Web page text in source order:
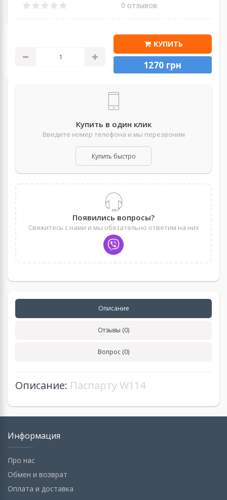
0 отзывов
КУПИТЬ
1270 грн
Купить в один клик
Введите номер телефона и мы перезвоним
Купить быстро
Появились вопросы?
Свяжитесь с нами и мы обязательно ответим на них
Описание
Отзывы (0)
Вопрос (0)
Описание: Паспарту W114
Информация
Про нас
Обмен и возврат
Оплата и доставка